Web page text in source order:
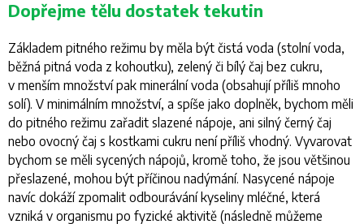
Dopřejme tělu dostatek tekutin
Základem pitného režimu by měla být čistá voda (stolní voda,
běžná pitná voda z kohoutku), zelený či bílý čaj bez cukru,
v menším množství pak minerální voda (obsahují příliš mnoho
solí). V minimálním množství, a spíše jako doplněk, bychom měli
do pitného režimu zařadit slazené nápoje, ani silný černý čaj
nebo ovocný čaj s kostkami cukru není příliš vhodný. Vyvarovat
bychom se měli sycených nápojů, kromě toho, že jsou většinou
přeslazené, mohou být příčinou nadýmání. Nasycené nápoje
navíc dokáží zpomalit odbourávání kyseliny mléčné, která
vzniká v organismu po fyzické aktivitě (následně můžeme